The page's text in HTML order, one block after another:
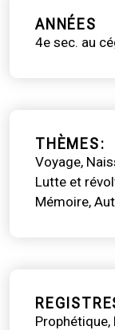
ANNÉES
4e sec. au
THÈMES
Voyage
Lutte et
Mémoire
Prophétique